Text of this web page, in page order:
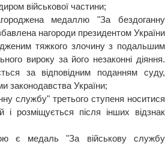
військової частини;
медаллю "За бездоганну
​​нагороди президентом України
тяжкого злочину з подальшим
вироку за його незаконні діяння.
за відповідним поданням суду,
законодавства України;
службу" третього ступеня носитися
і розміщується після інших відзнак
є медаль "За військову службу